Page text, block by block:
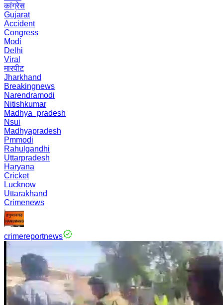
कांग्रेस
Gujarat
Accident
Congress
Modi
Delhi
Viral
मारपीट
Jharkhand
Breakingnews
Narendramodi
Nitishkumar
Madhya_pradesh
Nsui
Madhyapradesh
Pmmodi
Rahulgandhi
Uttarpradesh
Haryana
Cricket
Lucknow
Uttarakhand
Crimenews
crimereportnews